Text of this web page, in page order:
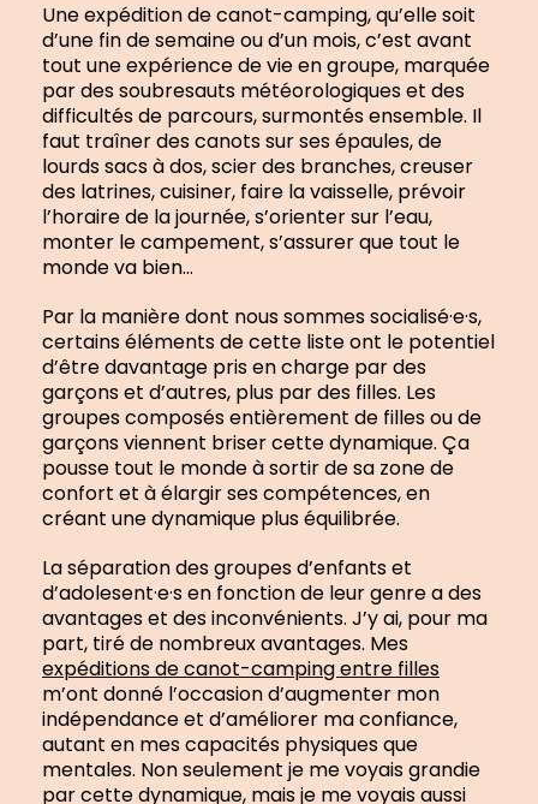
Une expédition de canot-camping, qu’elle soit
d’une fin de semaine ou d’un mois, c’est avant
tout une expérience de vie en groupe, marquée
par des soubresauts météorologiques et des
difficultés de parcours, surmontés ensemble. Il
faut traîner des canots sur ses épaules, de
lourds sacs à dos, scier des branches, creuser
des latrines, cuisiner, faire la vaisselle, prévoir
l’horaire de la journée, s’orienter sur l’eau,
monter le campement, s’assurer que tout le
monde va bien…
Par la manière dont nous sommes socialisé·e·s,
certains éléments de cette liste ont le potentiel
d’être davantage pris en charge par des
garçons et d’autres, plus par des filles. Les
groupes composés entièrement de filles ou de
garçons viennent briser cette dynamique. Ça
pousse tout le monde à sortir de sa zone de
confort et à élargir ses compétences, en
créant une dynamique plus équilibrée.
La séparation des groupes d’enfants et
d’adolesent·e·s en fonction de leur genre a des
avantages et des inconvénients. J’y ai, pour ma
part, tiré de nombreux avantages. Mes
expéditions de canot-camping entre filles
m’ont donné l’occasion d’augmenter mon
indépendance et d’améliorer ma confiance,
autant en mes capacités physiques que
mentales. Non seulement je me voyais grandie
par cette dynamique, mais je me voyais aussi